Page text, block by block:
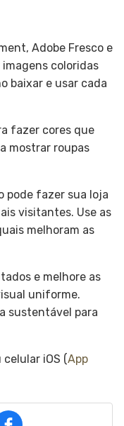
Adobe Fresco e
imagens coloridas
baixar e usar cada
fazer cores que
mostrar roupas
pode fazer sua loja
visitantes. Use as
melhoram as
e melhore as
uniforme.
sustentável para
iOS (App